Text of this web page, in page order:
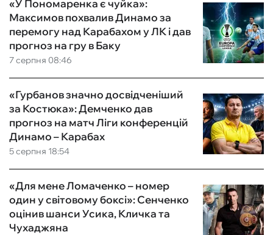
7 серпня 08:46
«У Пономаренка є чуйка»:
Максимов похвалив Динамо за
перемогу над Карабахом у ЛК і дав
прогноз на гру в Баку
5 серпня 18:54
«Гурбанов значно досвідченіший
за Костюка»: Демченко дав
прогноз на матч Ліги конференцій
Динамо – Карабах
«Для мене Ломаченко – номер
один у світовому боксі»: Сенченко
оцінив шанси Усика, Кличка та
Чухаджяна